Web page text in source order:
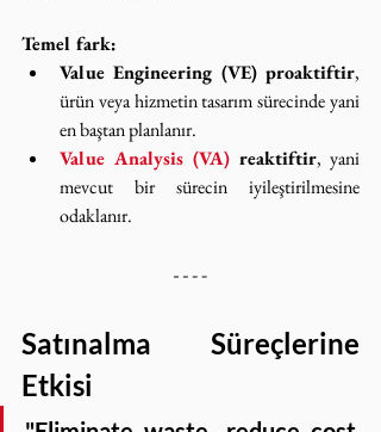
Temel fark:
Value Engineering (VE) proaktiftir,
ürün veya hizmetin tasarım sürecinde yani
en baştan planlanır.
Value Analysis (VA) reaktiftir, yani
mevcut bir sürecin iyileştirilmesine
odaklanır.
Satınalma Süreçlerine
Etkisi